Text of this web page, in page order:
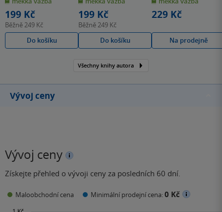
hvězdiček
199 Kč
Běžně249 Kč
Do košíku
hvězdiček
199 Kč
Běžně249 Kč
Do košíku
hvězdiček
229 Kč
Na prodejně
Všechny knihy autora
Vývoj ceny
Vývoj ceny
Získejte přehled o vývoji ceny za posledních 60 dní.
Maloobchodní cena Minimální prodejní cena:0 Kč